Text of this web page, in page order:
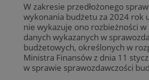
W zakresie przedłożonego
wykonania budżetu za 2024 rok
nie wykazuje ono rozbieżności
danych wykazanych w
budżetowych, określonych w
Ministra Finansów z dnia 11
w sprawie sprawozdawczości